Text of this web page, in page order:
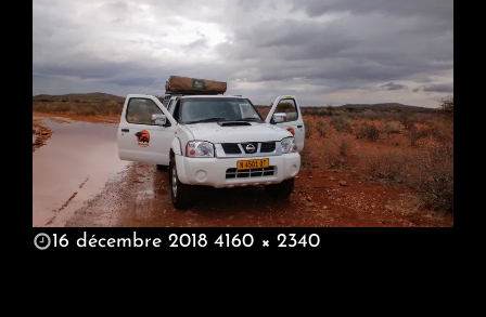
POSTED
16 décembre 2018 4160 × 2340